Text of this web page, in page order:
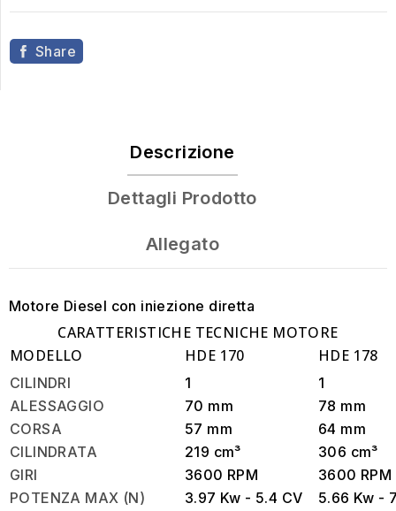
Share
Descrizione
Dettagli Prodotto
Allegato
Motore Diesel con iniezione diretta
CARATTERISTICHE TECNICHE MOTORE
MODELLO
HDE 170 HDE 178
CILINDRI 1
1
ALESSAGGIO
70 mm
78 mm
CORSA
57 mm
64 mm
CILINDRATA
219 cm³ 306 cm³
GIRI
3600 RPM
3600 RPM
POTENZA MAX (N) 3.97 Kw - 5.4 CV
5.66 Kw -